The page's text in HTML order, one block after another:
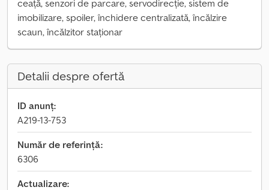
ceață, senzori de parcare, servodirecție, sistem de
imobilizare, spoiler, închidere centralizată, încălzire
scaun, încălzitor staționar
Detalii despre ofertă
ID anunț:
A219-13-753
Număr de referință:
6306
Actualizare: